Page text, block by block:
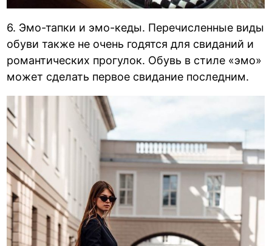
6. Эмо-тапки и эмо-кеды. Перечисленные виды
обуви также не очень годятся для свиданий и
романтических прогулок. Обувь в стиле «эмо»
может сделать первое свидание последним.